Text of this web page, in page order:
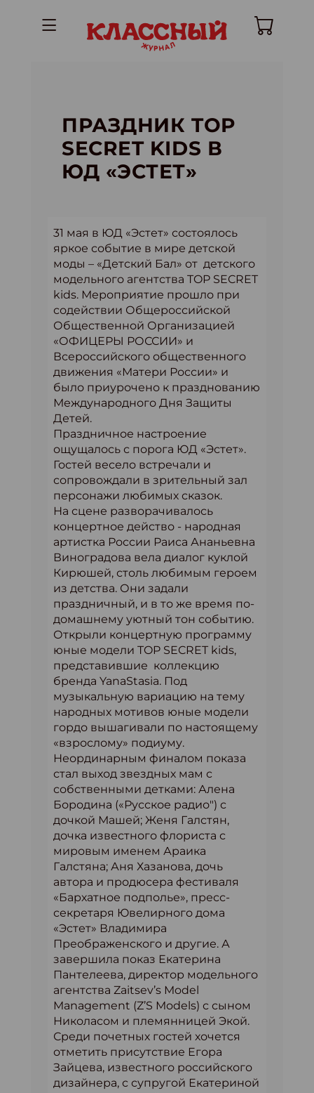
ПРАЗДНИК TOP
SECRET KIDS В
ЮД «ЭСТЕТ»
31 мая в ЮД «Эстет» состоялось
яркое событие в мире детской
моды – «Детский Бал» от детского
модельного агентства TOP SECRET
kids. Мероприятие прошло при
содействии Общероссийской
Общественной Организацией
«ОФИЦЕРЫ РОССИИ» и
Всероссийского общественного
движения «Матери России» и
было приурочено к празднованию
Международного Дня Защиты
Детей.
Праздничное настроение
ощущалось с порога ЮД «Эстет».
Гостей весело встречали и
сопровождали в зрительный зал
персонажи любимых сказок.
На сцене разворачивалось
концертное действо - народная
артистка России Раиса Ананьевна
Виноградова вела диалог куклой
Кирюшей, столь любимым героем
из детства. Они задали
праздничный, и в то же время по-
домашнему уютный тон событию.
Открыли концертную программу
юные модели TOP SECRET kids,
представившие коллекцию
бренда YanaStasia. Под
музыкальную вариацию на тему
народных мотивов юные модели
гордо вышагивали по настоящему
«взрослому» подиуму.
Неординарным финалом показа
стал выход звездных мам с
собственными детками: Алена
Бородина («Русское радио") с
дочкой Машей; Женя Галстян,
дочка известного флориста с
мировым именем Араика
Галстяна; Аня Хазанова, дочь
автора и продюсера фестиваля
«Бархатное подполье», пресс-
секретаря Ювелирного дома
«Эстет» Владимира
Преображенского и другие. А
завершила показ Екатерина
Пантелеева, директор модельного
агентства Zaitsev’s Model
Management (Z’S Models) с сыном
Николасом и племянницей Экой.
Среди почетных гостей хочется
отметить присутствие Егора
Зайцева, известного российского
дизайнера, с супругой Екатериной